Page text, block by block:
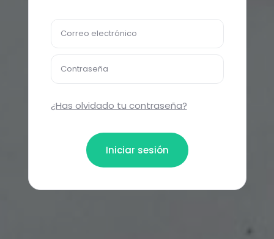
Correo electrónico
Contraseña
¿Has olvidado tu contraseña?
Iniciar sesión